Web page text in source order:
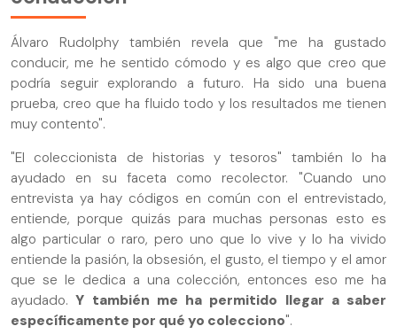
Álvaro Rudolphy también revela que "me ha gustado
conducir, me he sentido cómodo y es algo que creo que
podría seguir explorando a futuro. Ha sido una buena
prueba, creo que ha fluido todo y los resultados me tienen
muy contento".
"El coleccionista de historias y tesoros" también lo ha
ayudado en su faceta como recolector. "Cuando uno
entrevista ya hay códigos en común con el entrevistado,
entiende, porque quizás para muchas personas esto es
algo particular o raro, pero uno que lo vive y lo ha vivido
entiende la pasión, la obsesión, el gusto, el tiempo y el amor
que se le dedica a una colección, entonces eso me ha
ayudado. Y también me ha permitido llegar a saber
específicamente por qué yo colecciono".